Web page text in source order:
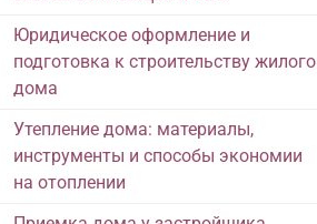
Юридическое оформление и
подготовка к строительству жилого
дома
Утепление дома: материалы,
инструменты и способы экономии
на отоплении